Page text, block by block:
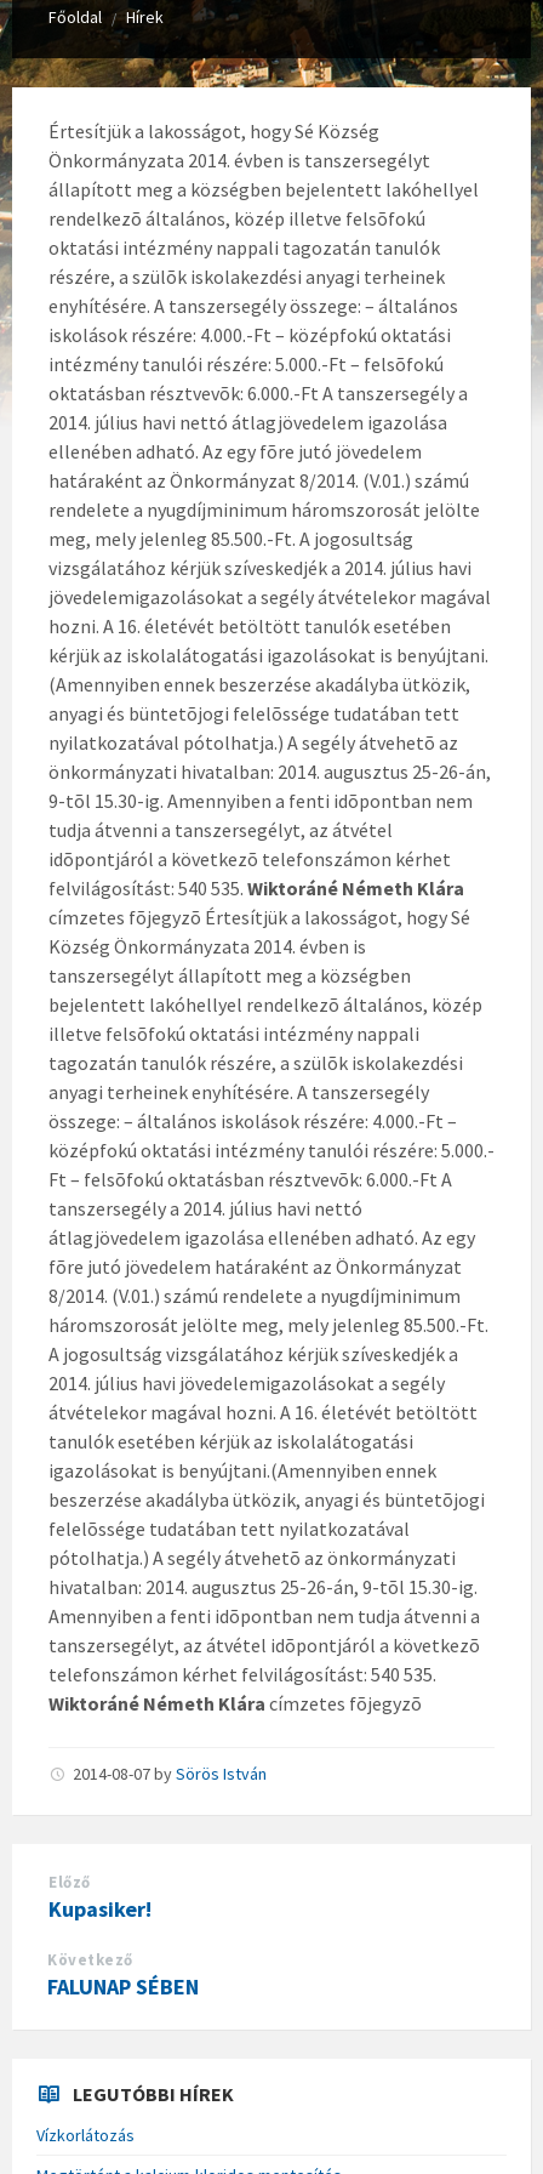
Főoldal / Hírek
Értesítjük a lakosságot, hogy Sé Község
Önkormányzata 2014. évben is tanszersegélyt
állapított meg a községben bejelentett lakóhellyel
rendelkezõ általános, közép illetve felsõfokú
oktatási intézmény nappali tagozatán tanulók
részére, a szülõk iskolakezdési anyagi terheinek
enyhítésére. A tanszersegély összege: – általános
iskolások részére: 4.000.-Ft – középfokú oktatási
intézmény tanulói részére: 5.000.-Ft – felsõfokú
oktatásban résztvevõk: 6.000.-Ft A tanszersegély a
2014. július havi nettó átlagjövedelem igazolása
ellenében adható. Az egy fõre jutó jövedelem
határaként az Önkormányzat 8/2014. (V.01.) számú
rendelete a nyugdíjminimum háromszorosát jelölte
meg, mely jelenleg 85.500.-Ft. A jogosultság
vizsgálatához kérjük szíveskedjék a 2014. július havi
jövedelemigazolásokat a segély átvételekor magával
hozni. A 16. életévét betöltött tanulók esetében
kérjük az iskolalátogatási igazolásokat is benyújtani.
(Amennyiben ennek beszerzése akadályba ütközik,
anyagi és büntetõjogi felelõssége tudatában tett
nyilatkozatával pótolhatja.) A segély átvehetõ az
önkormányzati hivatalban: 2014. augusztus 25-26-án,
9-tõl 15.30-ig. Amennyiben a fenti idõpontban nem
tudja átvenni a tanszersegélyt, az átvétel
idõpontjáról a következõ telefonszámon kérhet
felvilágosítást: 540 535. Wiktoráné Németh Klára
címzetes fõjegyzõ Értesítjük a lakosságot, hogy Sé
Község Önkormányzata 2014. évben is
tanszersegélyt állapított meg a községben
bejelentett lakóhellyel rendelkezõ általános, közép
illetve felsõfokú oktatási intézmény nappali
tagozatán tanulók részére, a szülõk iskolakezdési
anyagi terheinek enyhítésére. A tanszersegély
összege: – általános iskolások részére: 4.000.-Ft –
középfokú oktatási intézmény tanulói részére: 5.000.-
Ft – felsõfokú oktatásban résztvevõk: 6.000.-Ft A
tanszersegély a 2014. július havi nettó
átlagjövedelem igazolása ellenében adható. Az egy
fõre jutó jövedelem határaként az Önkormányzat
8/2014. (V.01.) számú rendelete a nyugdíjminimum
háromszorosát jelölte meg, mely jelenleg 85.500.-Ft.
A jogosultság vizsgálatához kérjük szíveskedjék a
2014. július havi jövedelemigazolásokat a segély
átvételekor magával hozni. A 16. életévét betöltött
tanulók esetében kérjük az iskolalátogatási
igazolásokat is benyújtani.(Amennyiben ennek
beszerzése akadályba ütközik, anyagi és büntetõjogi
felelõssége tudatában tett nyilatkozatával
pótolhatja.) A segély átvehetõ az önkormányzati
hivatalban: 2014. augusztus 25-26-án, 9-tõl 15.30-ig.
Amennyiben a fenti idõpontban nem tudja átvenni a
tanszersegélyt, az átvétel idõpontjáról a következõ
telefonszámon kérhet felvilágosítást: 540 535.
Wiktoráné Németh Klára címzetes fõjegyzõ
2014-08-07bySörös István
Előző
Kupasiker!
Következő
FALUNAP SÉBEN
LEGUTÓBBI HÍREK
Vízkorlátozás